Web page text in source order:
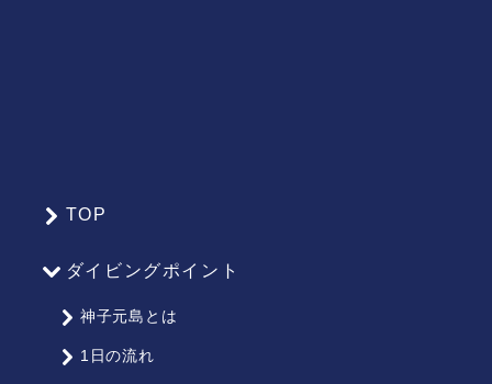
TOP
ダイビングポイント
神子元島とは
1日の流れ